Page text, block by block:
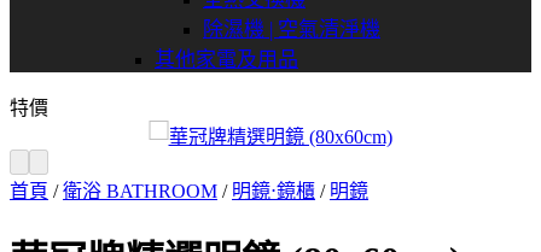
除濕機 | 空氣清淨機
其他家電及用品
特價
首頁 / 衛浴 BATHROOM / 明鏡⋅鏡櫃 / 明鏡